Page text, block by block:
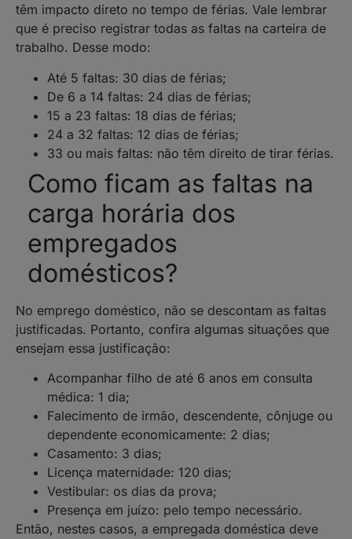
têm impacto direto no tempo de férias. Vale lembrar
que é preciso registrar todas as faltas na carteira de
trabalho. Desse modo:
Até 5 faltas: 30 dias de férias;
De 6 a 14 faltas: 24 dias de férias;
15 a 23 faltas: 18 dias de férias;
24 a 32 faltas: 12 dias de férias;
33 ou mais faltas: não têm direito de tirar férias.
Como ficam as faltas na
carga horária dos
empregados
domésticos?
No emprego doméstico, não se descontam as faltas
justificadas. Portanto, confira algumas situações que
ensejam essa justificação:
Acompanhar filho de até 6 anos em consulta
médica: 1 dia;
Falecimento de irmão, descendente, cônjuge ou
dependente economicamente: 2 dias;
Casamento: 3 dias;
Licença maternidade: 120 dias;
Vestibular: os dias da prova;
Presença em juízo: pelo tempo necessário.
Então, nestes casos, a empregada doméstica deve